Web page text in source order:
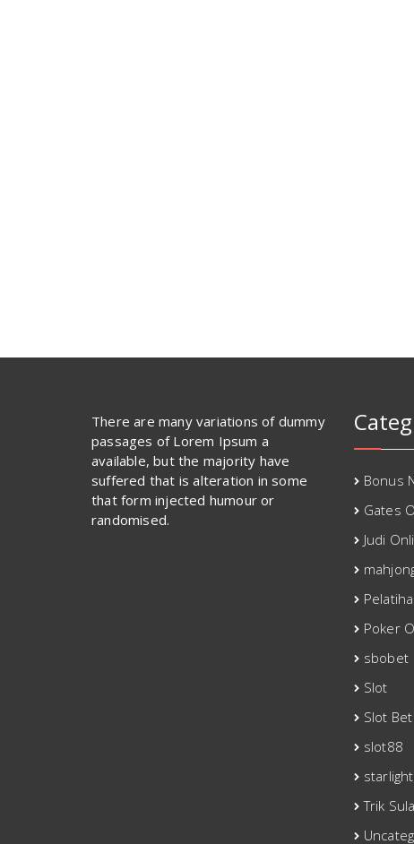
There are many variations of dummy
passages of Lorem Ipsum a
available, but the majority have
suffered that is alteration in some
that form injected humour or
randomised.
Bonus
Gates
Judi
Poker
sbobet
Slot
Slot
slot88
Trik